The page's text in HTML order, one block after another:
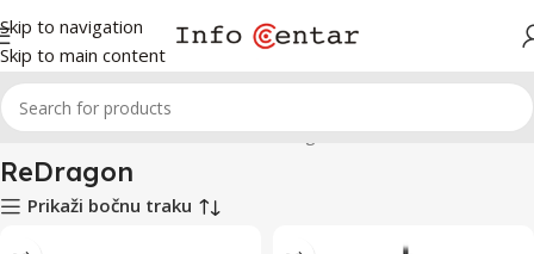
Skip to navigation
Skip to main content
Početna Proizvod Proizvođač ReDragon
ReDragon
Prikaži bočnu traku